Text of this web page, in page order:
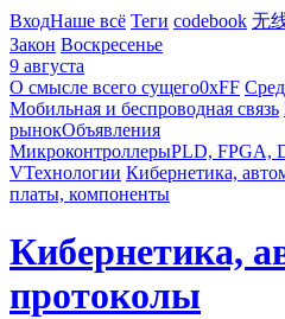
ВходНаше всё Теги codebook 无
Закон Воскресенье
9 августа
О смысле всего сущего0xFF
Мобильная и беспроводная связь
рынокОбъявления
МикроконтроллерыPLD, FPGA,
VТехнологии Кибернетика,
платы, компоненты
Кибернетика,
протоколы